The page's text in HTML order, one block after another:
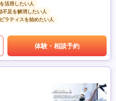
活用したい人
不足を解消したい人
ラティスを始めたい人
体験・相談予約